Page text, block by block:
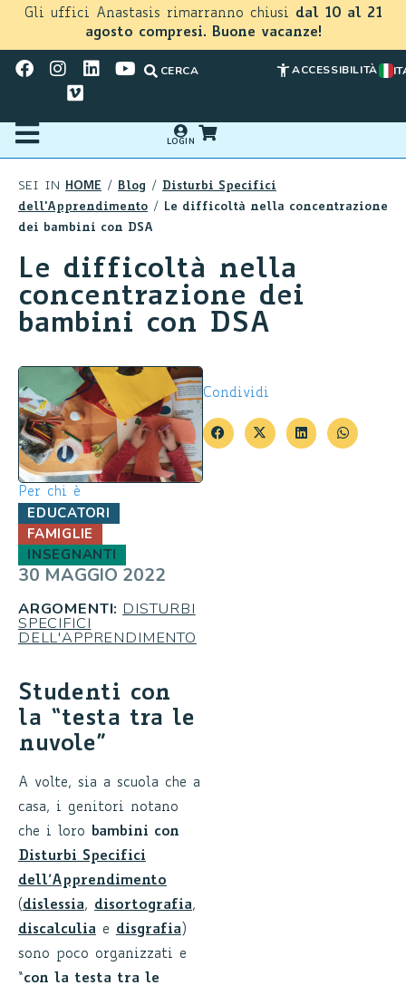
Gli uffici Anastasis rimarranno chiusi dal 10 al 21
agosto compresi. Buone vacanze!
CERCA ACCESSIBILITÀ
LOGIN
SEI IN HOME / Blog / Disturbi Specifici
dell'Apprendimento /
Le difficoltà nella concentrazione
dei bambini con DSA
Le difficoltà nella
concentrazione dei
bambini con DSA
Per chi è
EDUCATORI
FAMIGLIE
INSEGNANTI
30 MAGGIO 2022
ARGOMENTI: DISTURBI
SPECIFICI
DELL'APPRENDIMENTO
Studenti con
la “testa tra le
nuvole”
A volte, sia a scuola che a
casa, i genitori notano
che i loro bambini con
Disturbi Specifici
dell’Apprendimento
( dislessia, disortografia,
discalculia e disgrafia )
sono poco organizzati e
“con la testa tra le
Condividi